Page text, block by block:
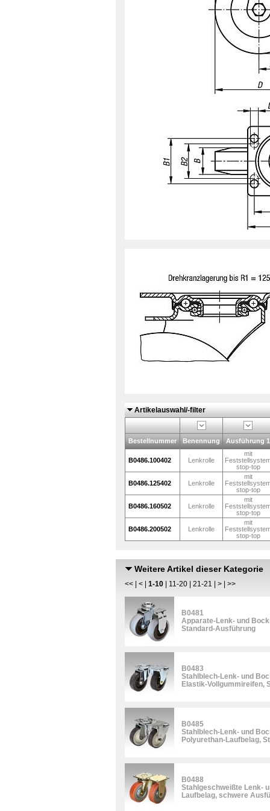
Artikelauswahl/-filter
Bestellnummer Benennung Ausführung 1
B0486.100402 Lenkrolle
mit
stop-top
B0486.125402 Lenkrolle
mit
stop-top
B0486.160502 Lenkrolle
mit
stop-top
B0486.200502 Lenkrolle
mit
stop-top
Weitere Artikel dieser Kategorie
<< < 1-10 11-20 21-21 > >>
B0481
Apparate-Lenk- und
Standard-Ausführung
B0483
Stahlblech-Lenk- und
Elastik-Vollgummireifen,
B0485
Stahlblech-Lenk- und
Polyurethan-Laufbelag,
B0488
Stahlgeschweißte Lenk-
Laufbelag, schwere